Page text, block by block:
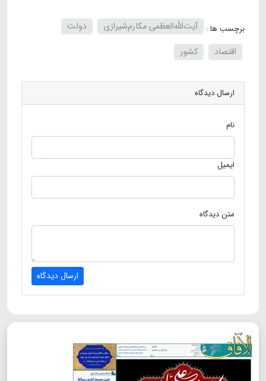
برچسب ها : آیت‌الله‌العظمی مکارم‌شیرازی
دولت
اقتصاد
کشور
ارسال دیدگاه
نام
ایمیل
متن دیدگاه
ارسال دیدگاه